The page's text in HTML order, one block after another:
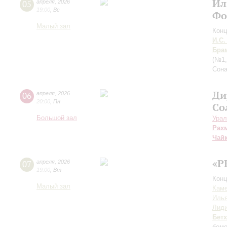
05 апреля 2026
19:00 Вс
Малый зал
И.С.
(№1,
06 апреля 2026
20:00 Пн
Большой зал
07 апреля 2026
19:00 Вт
Малый зал